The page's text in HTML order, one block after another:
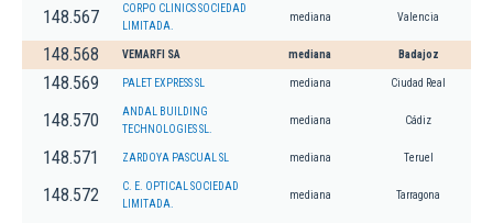
148.567
CORPO CLINICS SOCIEDAD
LIMITADA.
mediana Valencia
148.568 VEMARFI SA mediana Badajoz
148.569 PALET EXPRESS SL mediana Ciudad Real
148.570
ANDAL BUILDING
TECHNOLOGIES SL.
mediana Cádiz
148.571 ZARDOYA PASCUAL SL mediana Teruel
148.572
C. E. OPTICAL SOCIEDAD
LIMITADA.
mediana Tarragona